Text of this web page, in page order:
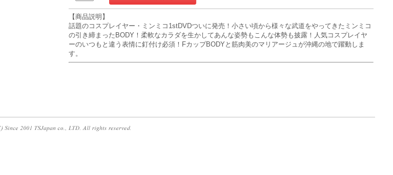
【商品説明】
話題のコスプレイヤー・ミンミコ1stDVDついに発売！小さい頃から様々な武道をやってきたミンミコ
の引き締まったBODY！柔軟なカラダを生かしてあんな姿勢もこんな体勢も披露！人気コスプレイヤ
ーのいつもと違う表情に釘付け必須！FカップBODYと筋肉美のマリアージュが沖縄の地で躍動しま
す。